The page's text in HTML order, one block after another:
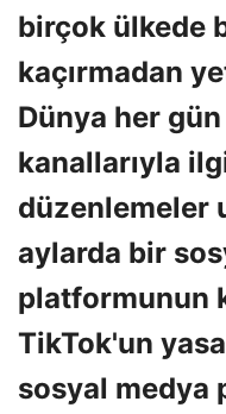
birçok ülkede
kaçırmadan
Dünya her
kanallarıyla
düzenlemeler
aylarda bir
platformunun
TikTok'un
sosyal medya